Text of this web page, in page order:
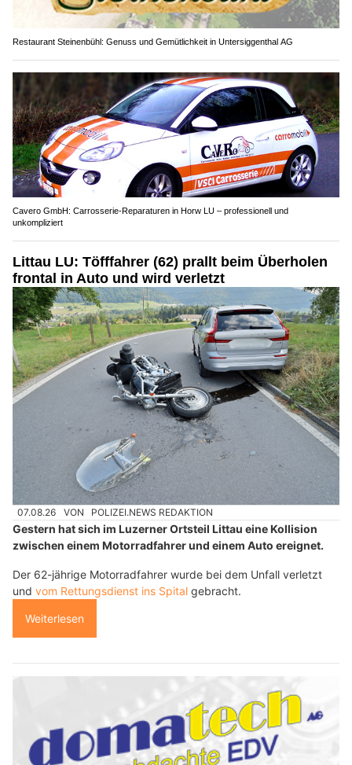
Restaurant Steinenbühl: Genuss und Gemütlichkeit in Untersiggenthal AG
Cavero GmbH: Carrosserie-Reparaturen in Horw LU – professionell und
unkompliziert
Littau LU: Töfffahrer (62) prallt beim Überholen
frontal in Auto und wird verletzt
07.08.26 VON POLIZEI.NEWS REDAKTION
Gestern hat sich im Luzerner Ortsteil Littau eine Kollision
zwischen einem Motorradfahrer und einem Auto ereignet.
Der 62-jährige Motorradfahrer wurde bei dem Unfall verletzt
und vom Rettungsdienst ins Spital gebracht.
Weiterlesen